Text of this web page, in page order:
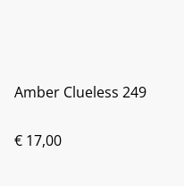
Amber Clueless 249
€ 17,00